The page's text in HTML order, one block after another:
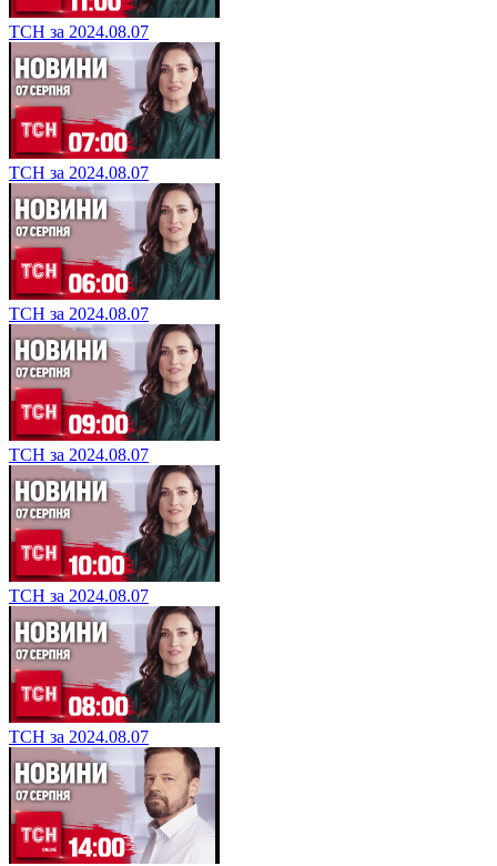
ТСН за 2024.08.07
ТСН за 2024.08.07
ТСН за 2024.08.07
ТСН за 2024.08.07
ТСН за 2024.08.07
ТСН за 2024.08.07